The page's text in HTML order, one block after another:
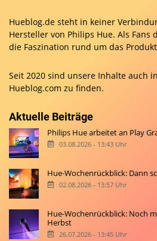
Hueblog.de steht in keiner
Hersteller von Philips Hue. Als Fans
die Faszination rund um das
Seit 2020 sind unsere Inhalte auch
Hueblog.com zu finden.
Aktuelle Beiträge
Philips Hue arbeitet an Play
03.08.2026 - 13:43 Uhr
Hue-Wochenrückblick: Dann
02.08.2026 - 13:57 Uhr
Hue-Wochenrückblick: Noch
Herbst
26.07.2026 - 13:45 Uhr